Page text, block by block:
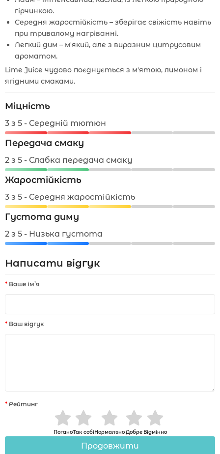
гірчинкою.
Середня жаростійкість – зберігає свіжість навіть
при тривалому нагріванні.
Легкий дим – м'який, але з виразним цитрусовим
ароматом.
Lime Juice чудово поєднується з м'ятою, лимоном і
ягідними смаками.
Міцність
3 з 5 - Середній тютюн
Передача смаку
2 з 5 - Слабка передача смаку
Жаростійкість
3 з 5 - Середня жаростійкість
Густота диму
2 з 5 - Низька густота
Написати відгук
Ваше ім’я
Ваш відгук
Рейтинг
ПоганоТак собіНормальноДобре Відмінно
Продовжити